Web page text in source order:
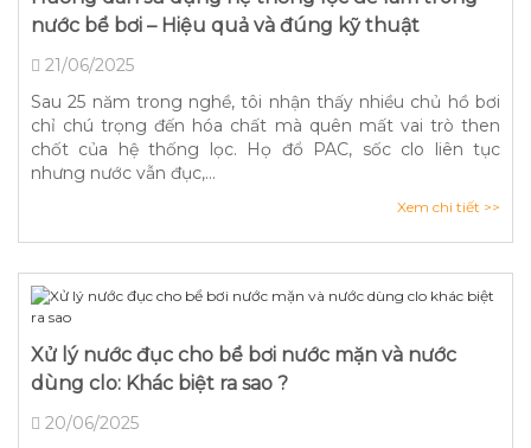
nước bể bơi – Hiệu quả và đúng kỹ thuật
21/06/2025
Sau 25 năm trong nghề, tôi nhận thấy nhiều chủ hồ bơi
chỉ chú trọng đến hóa chất mà quên mất vai trò then
chốt của hệ thống lọc. Họ đổ PAC, sốc clo liên tục
nhưng nước vẫn đục,...
Xem chi tiết >>
Xử lý nước đục cho bể bơi nước mặn và nước
dùng clo: Khác biệt ra sao ?
20/06/2025